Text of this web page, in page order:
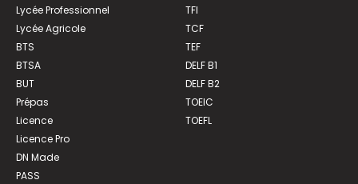
Lycée Professionnel
Lycée Agricole
BTS
BTSA
BUT
Prépas
Licence
Licence Pro
DN Made
PASS
TFI
TCF
TEF
DELF B1
DELF B2
TOEIC
TOEFL